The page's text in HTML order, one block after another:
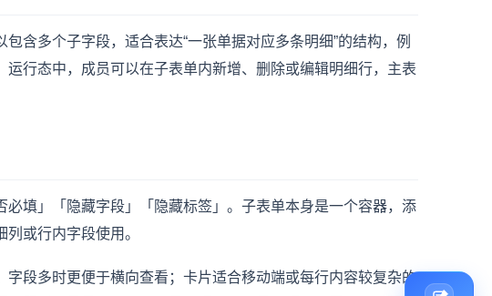
含多个子字段，适合表达“一张单据对应多条明细”的结构，例
行态中，成员可以在子表单内新增、删除或编辑明细行，主表
填」「隐藏字段」「隐藏标签」。子表单本身是一个容器，添
或行内字段使用。
段多时更便于横向查看；卡片适合移动端或每行内容较复杂的